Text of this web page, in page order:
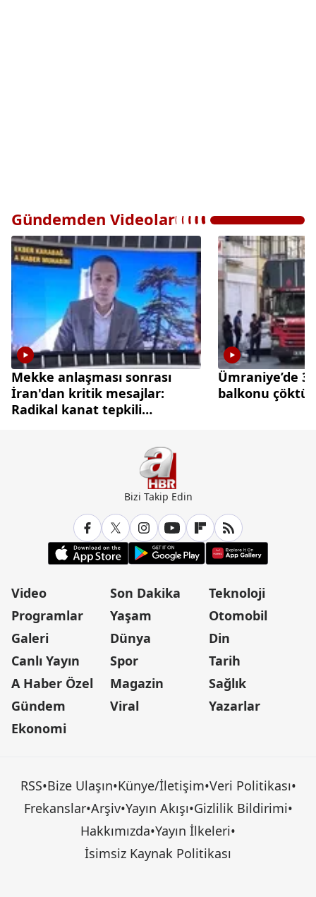
Gündemden Videolar
Mekke anlaşması sonrası
İran'dan kritik mesajlar:
Radikal kanat tepkili
Ümraniye’de 3
balkonu çöktü
Bizi Takip Edin
Video
Programlar
Galeri
Canlı Yayın
A Haber Özel
Gündem
Ekonomi
Son Dakika
Yaşam
Dünya
Spor
Magazin
Viral
Teknoloji
Otomobil
Din
Tarih
Sağlık
Yazarlar
RSS•Bize Ulaşın•Künye/İletişim•Veri Politikası•
Frekanslar•Arşiv•Yayın Akışı•Gizlilik Bildirimi•
Hakkımızda•Yayın İlkeleri•
İsimsiz Kaynak Politikası